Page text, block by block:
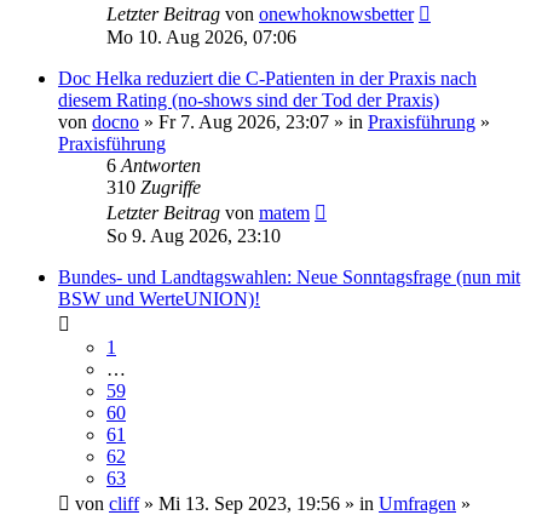
Letzter Beitrag von onewhoknowsbetter
Mo 10. Aug 2026, 07:06
Doc Helka reduziert die C-Patienten in der Praxis nach
diesem Rating (no-shows sind der Tod der Praxis)
von docno » Fr 7. Aug 2026, 23:07 » in Praxisführung »
Praxisführung
6 Antworten
310 Zugriffe
Letzter Beitrag von matem
So 9. Aug 2026, 23:10
Bundes- und Landtagswahlen: Neue Sonntagsfrage (nun mit
BSW und WerteUNION)!
1
…
59
60
61
62
63
von cliff» Mi 13. Sep 2023, 19:56 » in Umfragen »